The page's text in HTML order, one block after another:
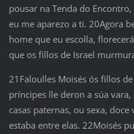
pousar na Tenda do
eu me aparezo a ti. 20Agora
home que eu escolla,
que os fillos de Israel
21Faloulles Moisés ós fillos
príncipes lle deron a súa
casas paternas, ou sexa,
estaba entre elas. 22Moisés